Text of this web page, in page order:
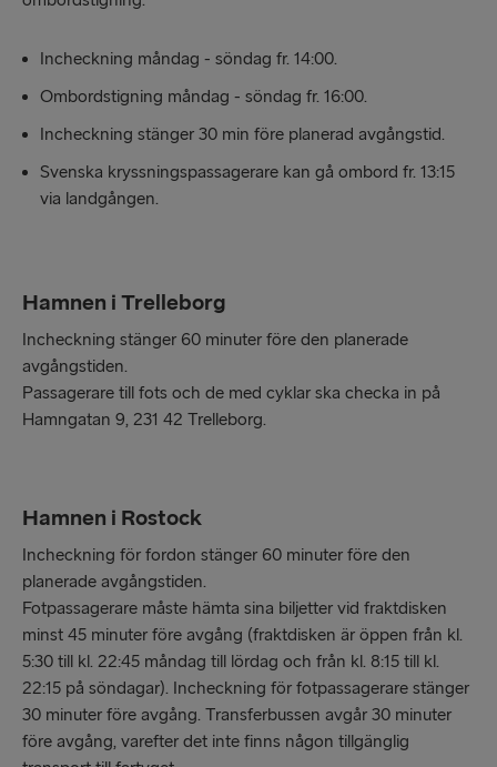
Incheckning måndag - söndag fr. 14:00.
Ombordstigning måndag - söndag fr. 16:00.
Incheckning stänger 30 min före planerad avgångstid.
Svenska kryssningspassagerare kan gå ombord fr. 13:15
via landgången.
Hamnen i Trelleborg
Incheckning stänger 60 minuter före den planerade
avgångstiden.
Passagerare till fots och de med cyklar ska checka in på
Hamngatan 9, 231 42 Trelleborg.
Hamnen i Rostock
Incheckning för fordon stänger 60 minuter före den
planerade avgångstiden.
Fotpassagerare måste hämta sina biljetter vid fraktdisken
minst 45 minuter före avgång (fraktdisken är öppen från kl.
5:30 till kl. 22:45 måndag till lördag och från kl. 8:15 till kl.
22:15 på söndagar). Incheckning för fotpassagerare stänger
30 minuter före avgång. Transferbussen avgår 30 minuter
före avgång, varefter det inte finns någon tillgänglig